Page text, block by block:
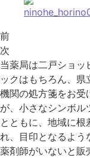
前
次
当薬局は二戸ショッ
ックはもちろん、
機関の処方箋をお受
が、小さなシンボル
とともに、地域に根
れ、目印となるよう
薬剤師がいないと販